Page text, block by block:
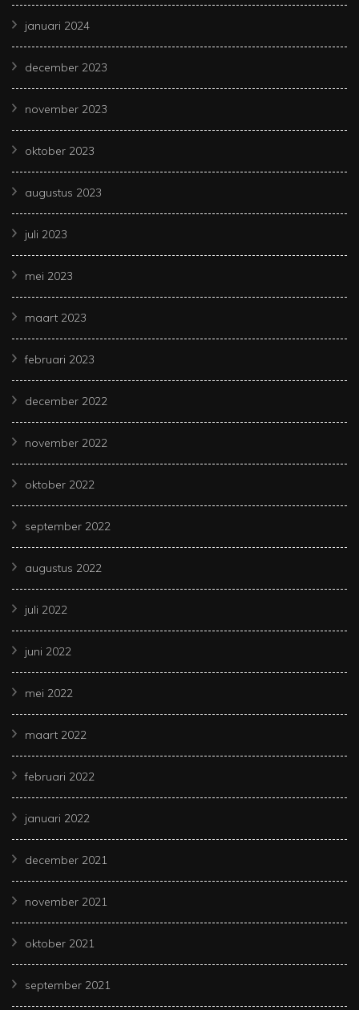
januari 2024
december 2023
november 2023
oktober 2023
augustus 2023
juli 2023
mei 2023
maart 2023
februari 2023
december 2022
november 2022
oktober 2022
september 2022
augustus 2022
juli 2022
juni 2022
mei 2022
maart 2022
februari 2022
januari 2022
december 2021
november 2021
oktober 2021
september 2021